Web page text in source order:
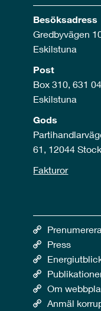
Besöksadress
Gredbyvägen
Eskilstuna
Post
Box 310, 631 04
Eskilstuna
Gods
61, 12044
Fakturor
Prenumerera
Press
Om
Anmäl